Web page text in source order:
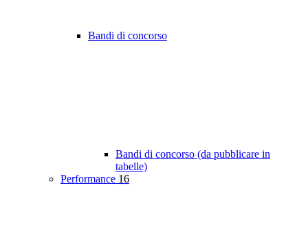
Bandi di concorso
Bandi di concorso (da pubblicare in
tabelle)
Performance 16